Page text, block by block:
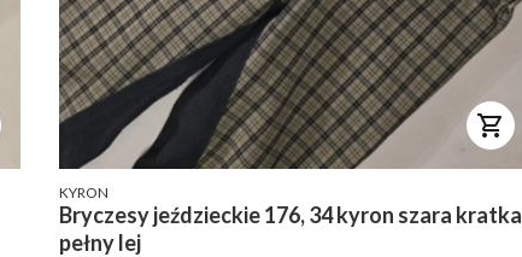
PRODUCENT
KYRON
Bryczesy jeździeckie 176, 34 kyron szara kratka
pełny lej